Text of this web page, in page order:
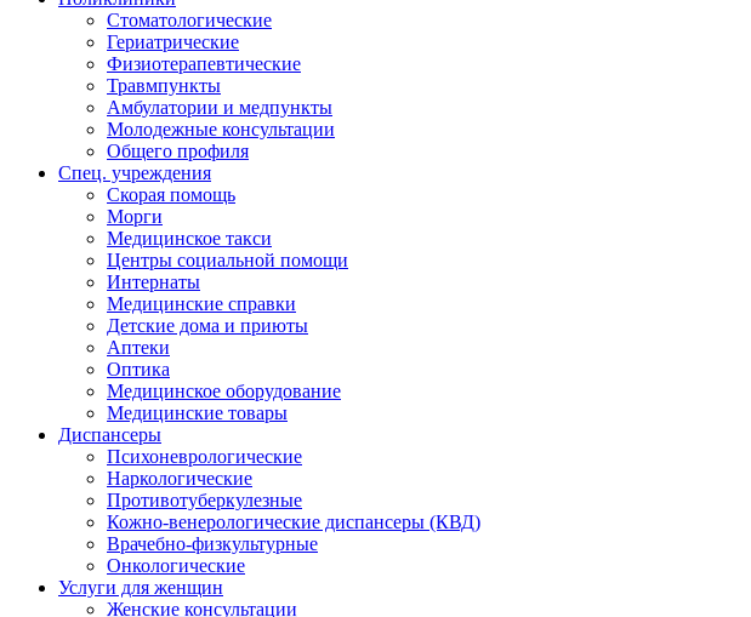
Стоматологические
Гериатрические
Физиотерапевтические
Травмпункты
Амбулатории и медпункты
Молодежные консультации
Общего профиля
Спец. учреждения
Скорая помощь
Морги
Медицинское такси
Центры социальной помощи
Интернаты
Медицинские справки
Детские дома и приюты
Аптеки
Оптика
Медицинское оборудование
Медицинские товары
Диспансеры
Психоневрологические
Наркологические
Противотуберкулезные
Кожно-венерологические диспансеры (КВД)
Врачебно-физкультурные
Онкологические
Услуги для женщин
Женские консультации